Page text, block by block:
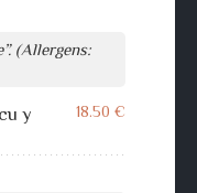
(Allergens:
y
18.50 €